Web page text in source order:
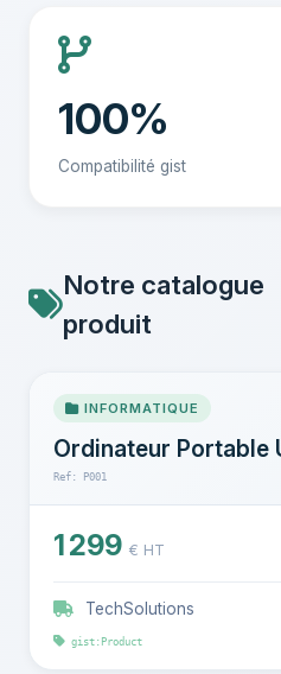
100%
Compatibilité gist
Notre catalogue
produit
INFORMATIQUE
Ordinateur Portable
Ref: P001
1 299 € HT
TechSolutions
gist:Product